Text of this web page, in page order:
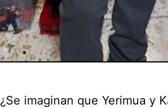
¿Se imaginan que Yerimua y